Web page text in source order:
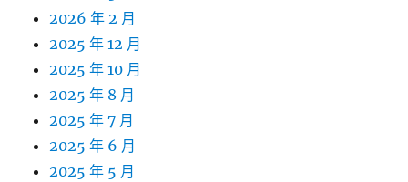
2026 年 2 月
2025 年 12 月
2025 年 10 月
2025 年 8 月
2025 年 7 月
2025 年 6 月
2025 年 5 月